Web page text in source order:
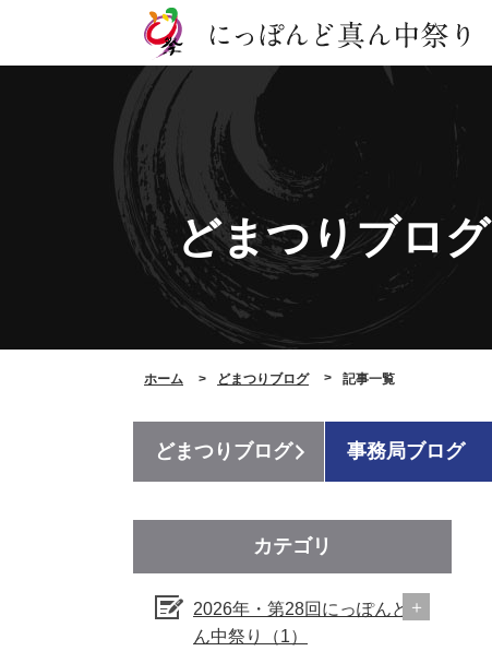
どまつりブログ
ホーム どまつりブログ 記事一覧
どまつりブログ 事務局ブログ
カテゴリ
2026年・第28回にっぽんど真
ん中祭り（1）